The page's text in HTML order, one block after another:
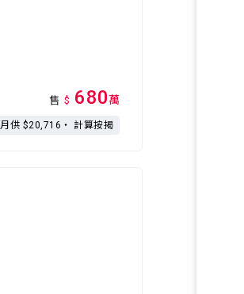
售 $ 680萬
月供 $20,716・ 計算按揭